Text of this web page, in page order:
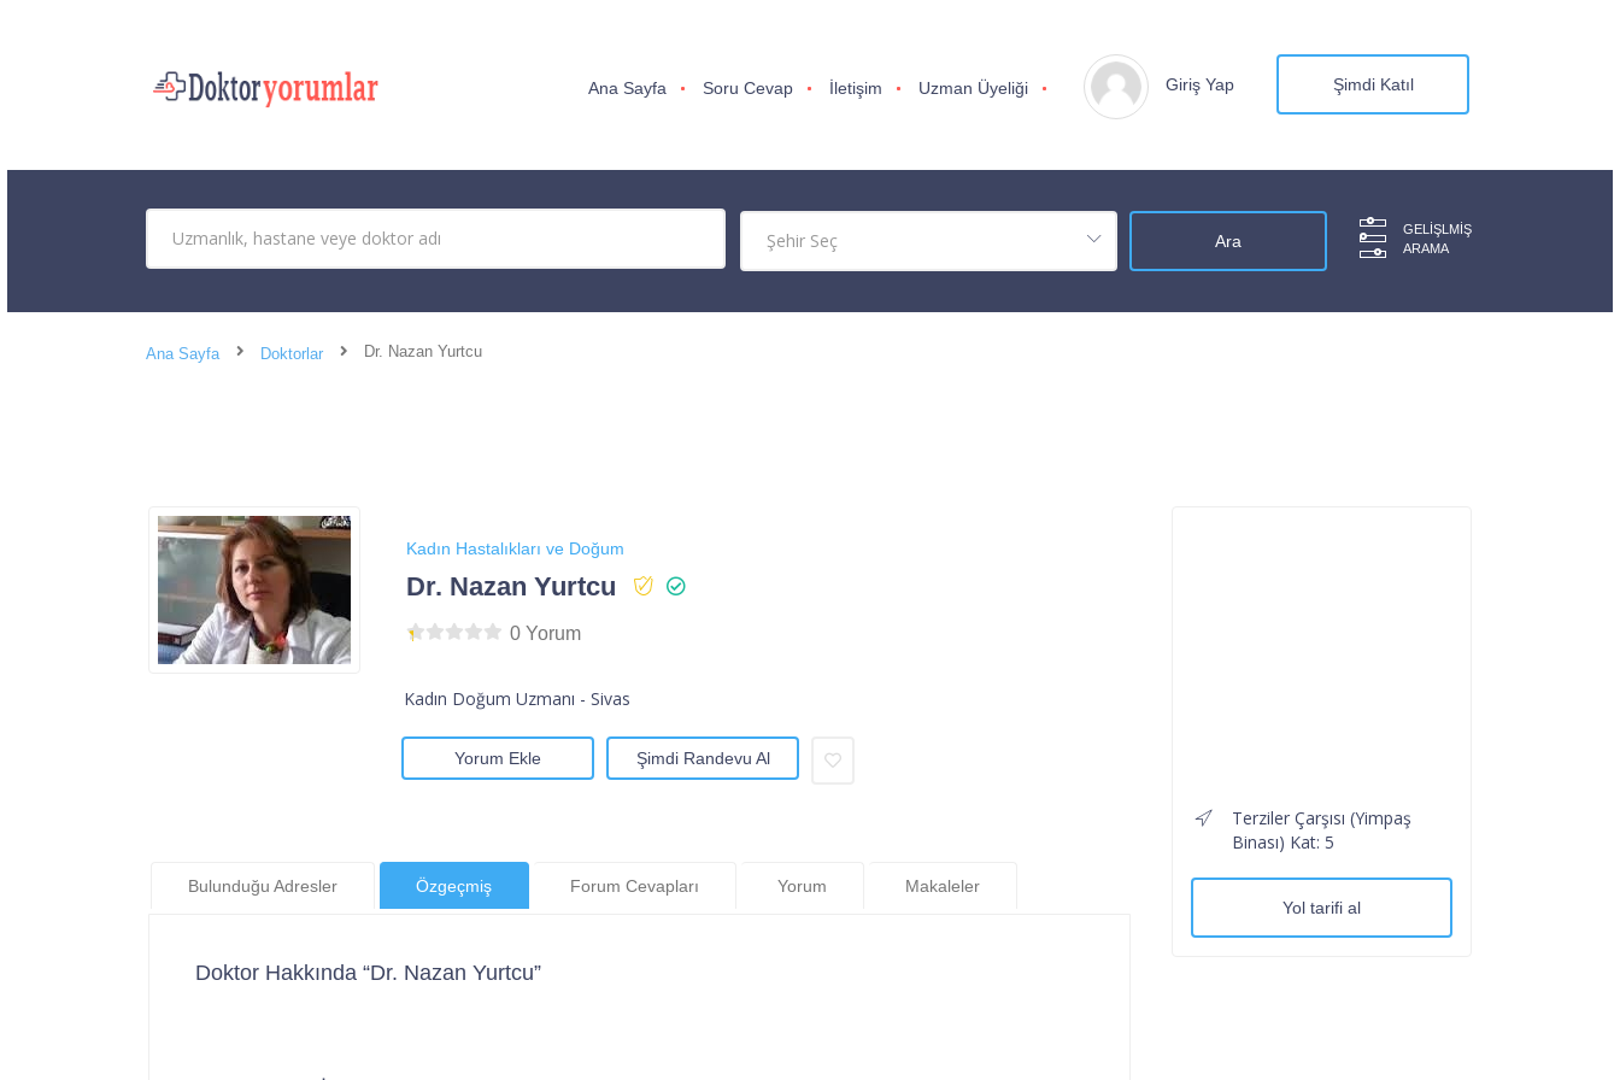
Ana Sayfa Soru Cevap İletişim Uzman Üyeliği Giriş Yap Şimdi Katıl
GELIŞLMIŞ
ARAMA
Ana Sayfa Doktorlar Dr. Nazan Yurtcu
Kadın Hastalıkları ve Doğum
Dr. Nazan Yurtcu
0 Yorum
Kadın Doğum Uzmanı - Sivas
Yorum Ekle Şimdi Randevu Al
Bulunduğu Adresler Özgeçmiş Forum Cevapları Yorum Makaleler
Doktor Hakkında “Dr. Nazan Yurtcu”
Terziler Çarşısı (Yimpaş
Binası) Kat: 5
Yol tarifi al